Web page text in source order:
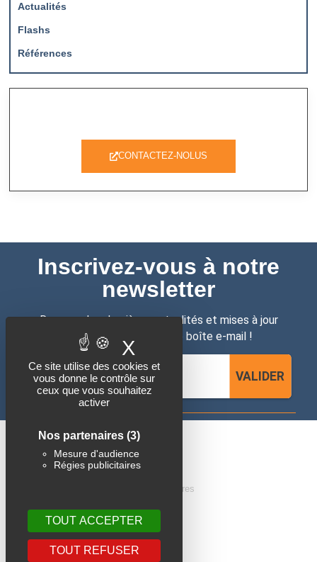
Ce site utilise des cookies et
vous donne le contrôle sur
ceux que vous souhaitez
activer
Nos partenaires (3)
Mesure d'audience
Régies publicitaires
TOUT ACCEPTER
TOUT REFUSER
X MASQUER LE
Actualités
Flashs
Références
CONTACTEZ-NOLUS
Inscrivez-vous à notre
newsletter
Recevez les dernières actualités et mises à jour
directement dans votre boîte e-mail !
VALIDER
MOREAU EXPERTS
Expertise construction et gestion de sinistres
NAVIGATION